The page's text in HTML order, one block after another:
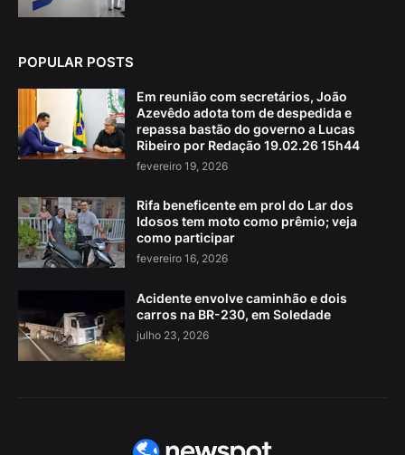
POPULAR POSTS
Em reunião com secretários, João
Azevêdo adota tom de despedida e
repassa bastão do governo a Lucas
Ribeiro por Redação 19.02.26 15h44
fevereiro 19, 2026
Rifa beneficente em prol do Lar dos
Idosos tem moto como prêmio; veja
como participar
fevereiro 16, 2026
Acidente envolve caminhão e dois
carros na BR-230, em Soledade
julho 23, 2026